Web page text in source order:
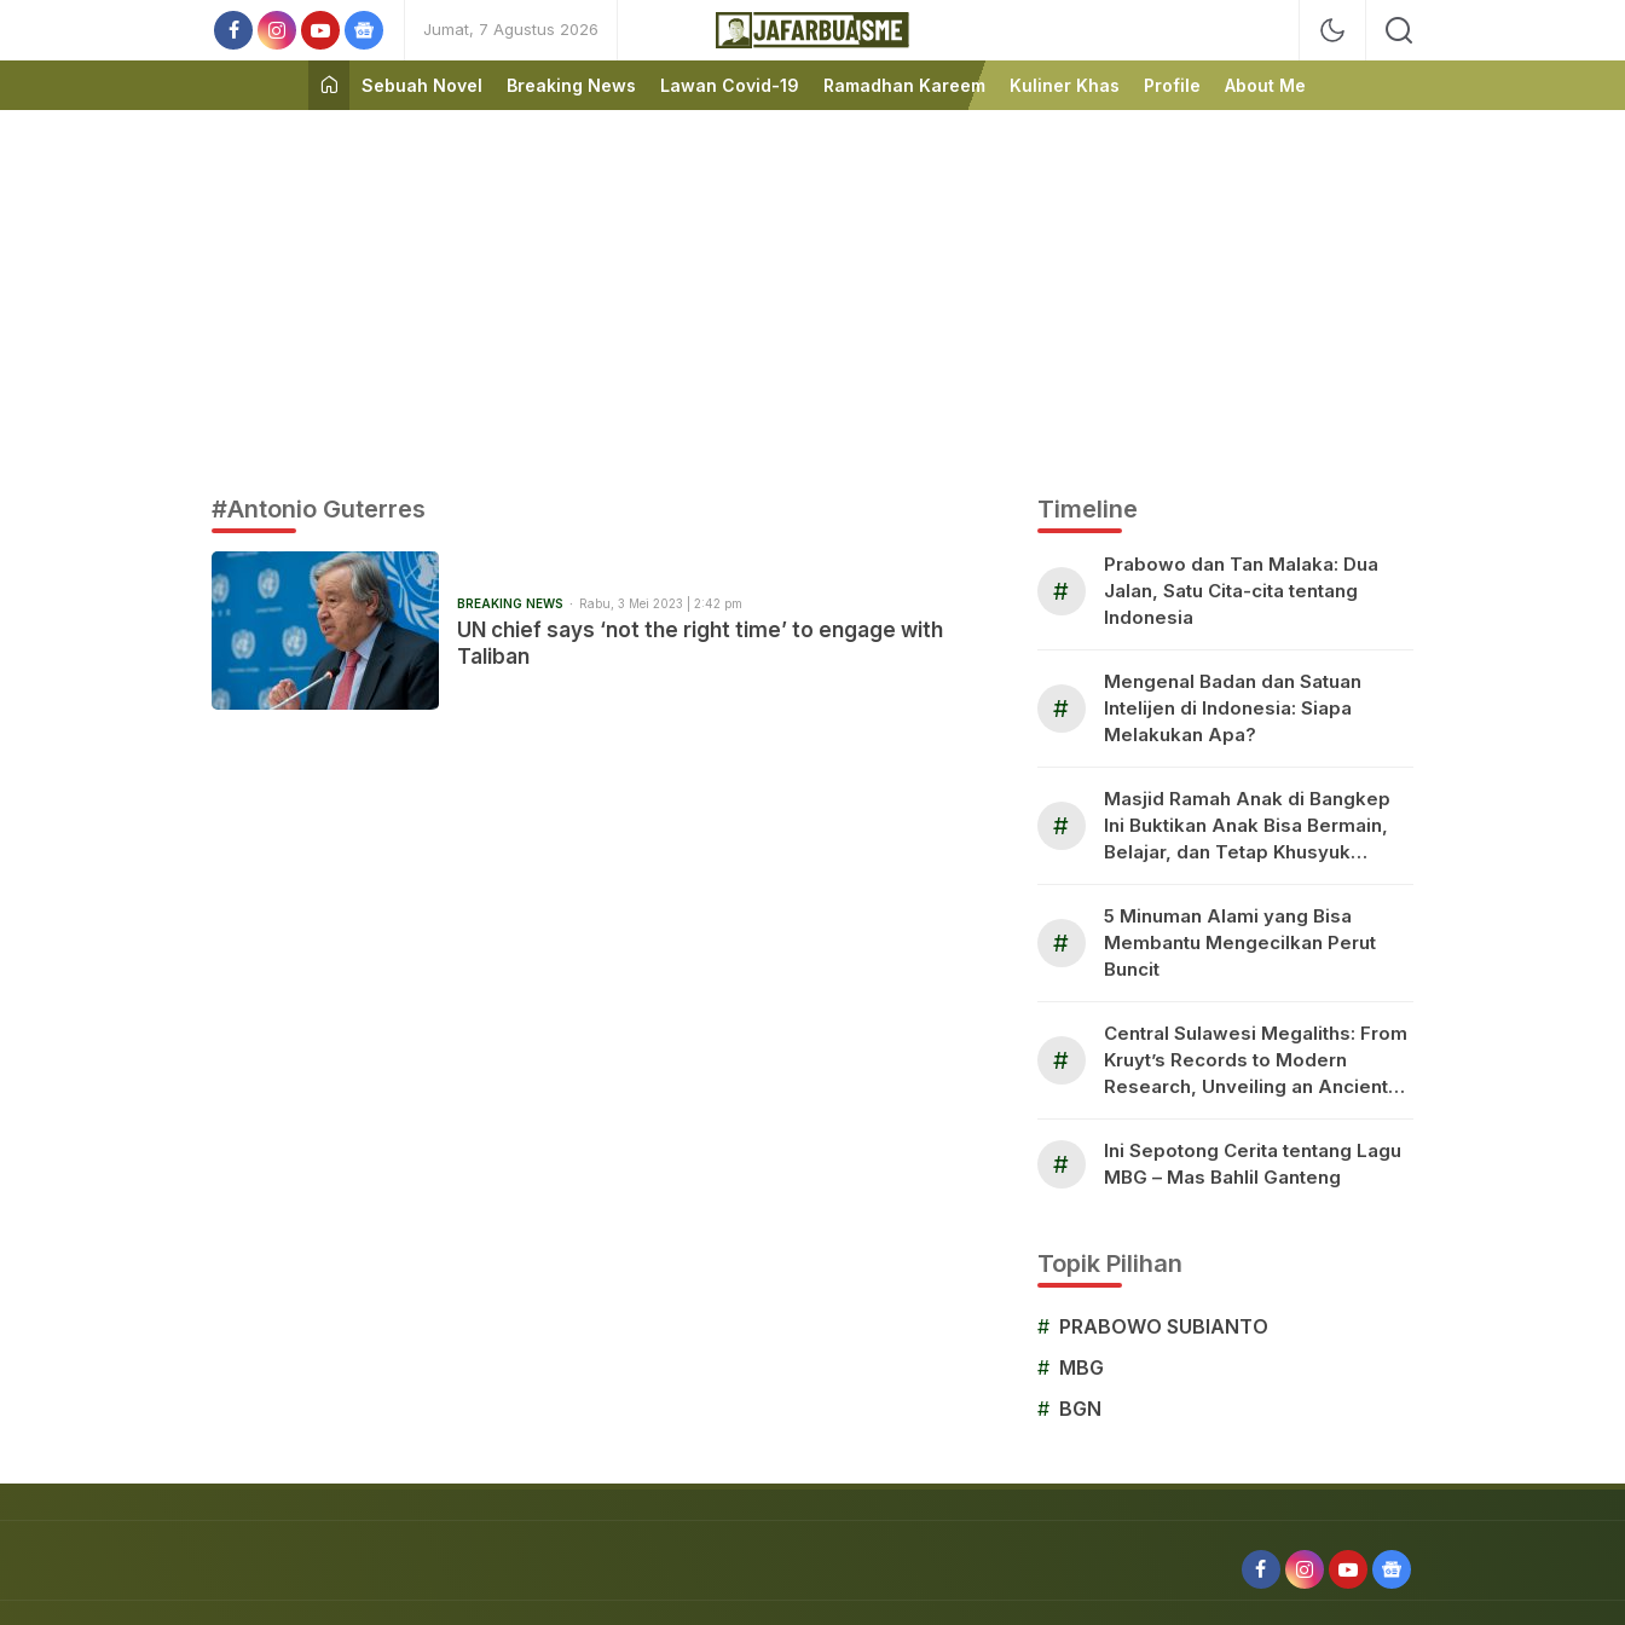
Jumat, 7 Agustus 2026
JafarBua
Ini bukan Media Online,
Ini Jafarbuaisme.com
Sebuah Novel
Breaking News Lawan Covid-19 Ramadhan Kareem Kuliner Khas Profile About Me
#Antonio Guterres
BREAKING NEWS Rabu, 3 Mei 2023 | 2:42 pm
UN chief says ‘not the right time’ to engage with
Taliban
Timeline
#
Prabowo dan Tan Malaka: Dua
Jalan, Satu Cita-cita tentang
Indonesia
#
Mengenal Badan dan Satuan
Intelijen di Indonesia: Siapa
Melakukan Apa?
#
Masjid Ramah Anak di Bangkep
Ini Buktikan Anak Bisa Bermain,
Belajar, dan Tetap Khusyuk
#
5 Minuman Alami yang Bisa
Membantu Mengecilkan Perut
Buncit
#
Central Sulawesi Megaliths: From
Kruyt’s Records to Modern
Research, Unveiling an Ancient
Sulawesi
#
Ini Sepotong Cerita tentang Lagu
MBG – Mas Bahlil Ganteng
Topik Pilihan
# PRABOWO SUBIANTO
# MBG
# BGN